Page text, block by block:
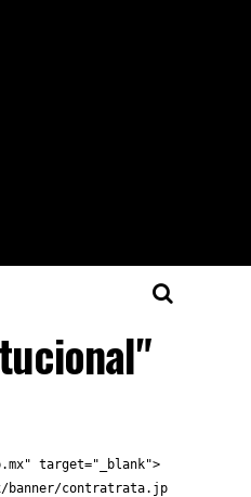
target="_blank">
banner/contratrata.jp